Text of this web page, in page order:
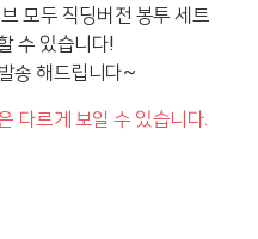
모두 직딩버전 봉투 세트
수 있습니다!
송 해드립니다~
다르게 보일 수 있습니다.